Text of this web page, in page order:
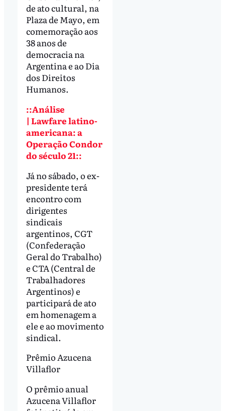
de ato cultural, na
Plaza de Mayo, em
comemoração aos
38 anos de
democracia na
Argentina e ao Dia
dos Direitos
Humanos.
::Análise
| Lawfare latino-
americana: a
Operação Condor
do século 21::
Já no sábado, o ex-
presidente terá
encontro com
dirigentes
sindicais
argentinos, CGT
(Confederação
Geral do Trabalho)
e CTA (Central de
Trabalhadores
Argentinos) e
participará de ato
em homenagem a
ele e ao movimento
sindical.
Prêmio Azucena
Villaflor
O prêmio anual
Azucena Villaflor